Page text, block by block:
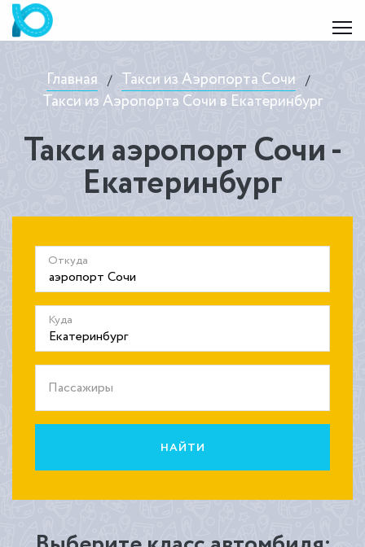
Главная / Такси из Аэропорта Сочи /
Такси из Аэропорта Сочи в Екатеринбург
Такси аэропорт Сочи -
Екатеринбург
Откуда
Куда
Пассажиры
НАЙТИ